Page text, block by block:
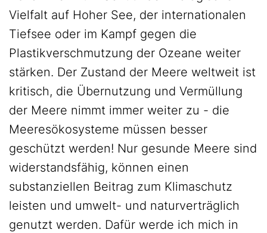
Vielfalt auf Hoher See, der internationalen
Tiefsee oder im Kampf gegen die
Plastikverschmutzung der Ozeane weiter
stärken. Der Zustand der Meere weltweit ist
kritisch, die Übernutzung und Vermüllung
der Meere nimmt immer weiter zu - die
Meeresökosysteme müssen besser
geschützt werden! Nur gesunde Meere sind
widerstandsfähig, können einen
substanziellen Beitrag zum Klimaschutz
leisten und umwelt- und naturverträglich
genutzt werden. Dafür werde ich mich in